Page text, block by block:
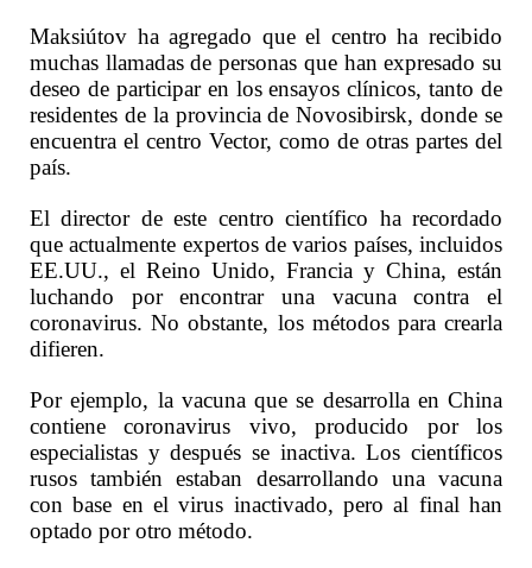
Maksiútov ha agregado que el centro ha recibido
muchas llamadas de personas que han expresado su
deseo de participar en los ensayos clínicos, tanto de
residentes de la provincia de Novosibirsk, donde se
encuentra el centro Vector, como de otras partes del
país.
El director de este centro científico ha recordado
que actualmente expertos de varios países, incluidos
EE.UU., el Reino Unido, Francia y China, están
luchando por encontrar una vacuna contra el
coronavirus. No obstante, los métodos para crearla
difieren.
Por ejemplo, la vacuna que se desarrolla en China
contiene coronavirus vivo, producido por los
especialistas y después se inactiva. Los científicos
rusos también estaban desarrollando una vacuna
con base en el virus inactivado, pero al final han
optado por otro método.